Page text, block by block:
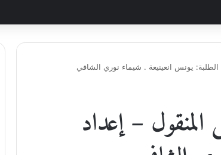
الطلبة: يونس انعينيعة . شيماء نوري الشافي
المنقول – إعداد